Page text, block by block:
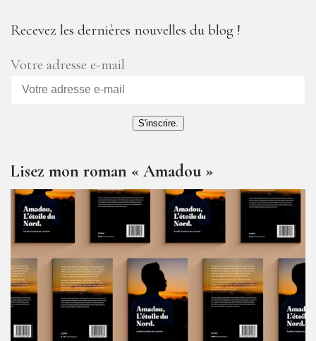
Recevez les dernières nouvelles du blog !
Votre adresse e-mail
S'inscrire.
Lisez mon roman « Amadou »